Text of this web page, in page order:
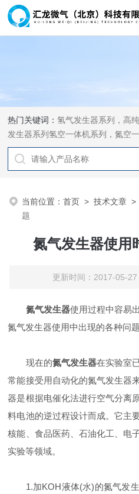
热门关键词：氢气发生器系列，高
发生器系列氢空一体机系列，氮空
列，气体净化器系列，代理日本
器，代理南韩SitekPH/离子计，DO
当前位置：首页 >技术文章
题
氮气发生器使用
更新时间：2017-05-
氮气发生器使用过程中容易
氮气发生器使用中出现的各种问
现在的氮气发生器在实验室
常能接受用自动化的氮气发生器
器是根据电催化法进行空气分离
料电池的逆过程设计而成。它主
核能、食品医药、石油化工、电
实验等领域。
1.加KOH液体(水)的氮气发生